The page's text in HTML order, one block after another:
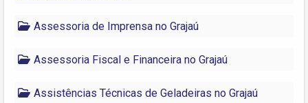
Assessoria de Imprensa no Grajaú
Assessoria Fiscal e Financeira no Grajaú
Assistências Técnicas de Geladeiras no Grajaú